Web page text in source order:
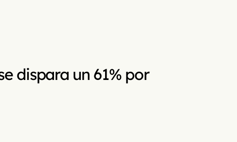
dispara un 61% por